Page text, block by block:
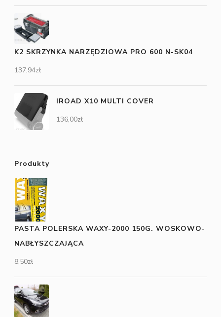
K2 SKRZYNKA NARZĘDZIOWA PRO 600 N-SK04
137,94zł
IROAD X10 MULTI COVER
136,00zł
Produkty
PASTA POLERSKA WAXY-2000 150G. WOSKOWO-
NABŁYSZCZAJĄCA
8,50zł